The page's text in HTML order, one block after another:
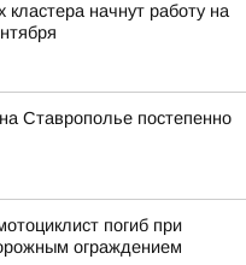
кластера начнут работу на
Ставрополье постепенно
погиб при
ограждением